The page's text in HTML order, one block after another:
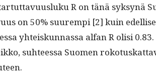
R on tänä syksynä
on 50% suurem­pi [2] kuin
yhteiskun­nas­sa alfan R olisi 0.83.
suh­teessa Suomen